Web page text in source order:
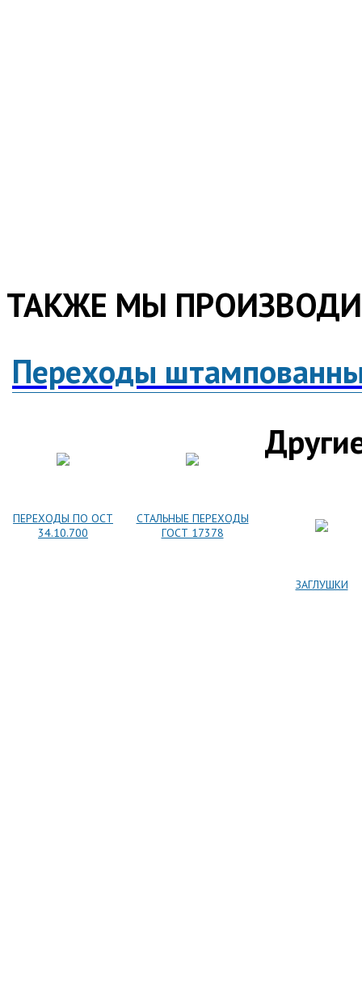
ТАКЖЕ МЫ
Переходы
ПЕРЕХОДЫ ПО ОСТ
34.10.700
СТАЛЬНЫЕ ПЕРЕХОДЫ
ГОСТ 17378
ЗАГЛУШКИ